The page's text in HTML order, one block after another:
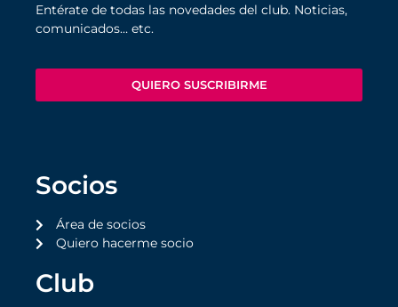
Entérate de todas las novedades del club. Noticias,
comunicados… etc.
QUIERO SUSCRIBIRME
Socios
Área de socios
Quiero hacerme socio
Club